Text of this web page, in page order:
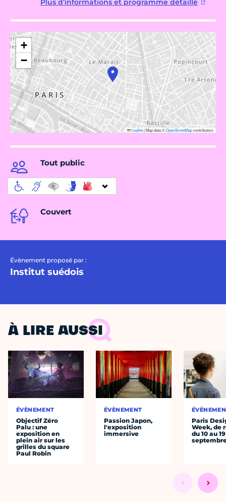
Plus d’informations et programme détaillé
+
−
Leaflet|Map data ©OpenStreetMapcontributors
Tout public
Couvert
Évènement proposé par :
Institut suédois
À LIRE AUSSI
ÉVÈNEMENT
Objectif Zéro
Palu : une
exposition en
plein air sur les
grilles du square
Paul Robin
ÉVÈNEMENT
Passion Japon,
l'exposition
immersive
Paris
Week, de
du 10 au 19